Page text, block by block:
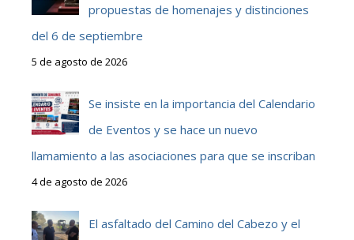
propuestas de homenajes y distinciones
del 6 de septiembre
5 de agosto de 2026
Se insiste en la importancia del Calendario
de Eventos y se hace un nuevo
llamamiento a las asociaciones para que se inscriban
4 de agosto de 2026
El asfaltado del Camino del Cabezo y el